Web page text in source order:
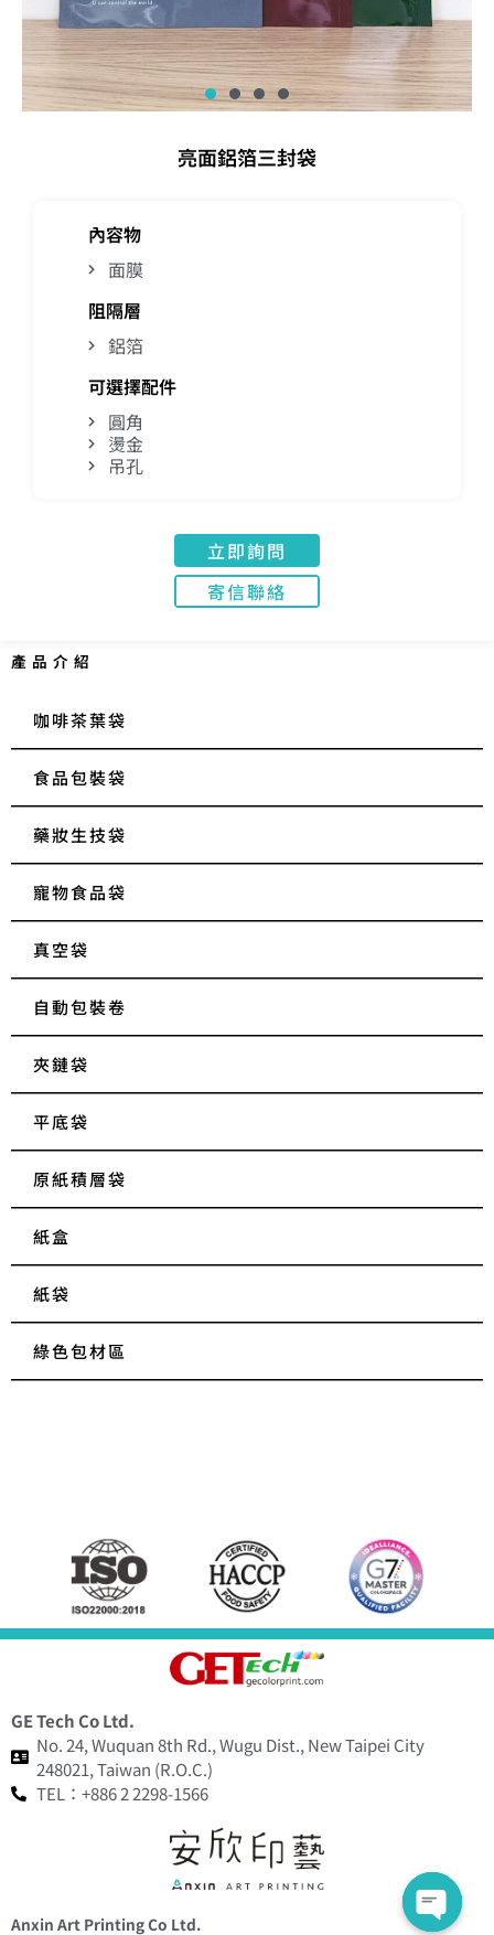
產品介紹
咖啡茶葉袋
食品包裝袋
藥妝生技袋
寵物食品袋
真空袋
自動包裝卷
夾鏈袋
平底袋
原紙積層袋
紙盒
紙袋
綠色包材區
亮面鋁箔三封袋
內容物
面膜
阻隔層
鋁箔
可選擇配件
圓角
燙金
吊孔
立即詢問
寄信聯絡
GE Tech Co Ltd.
No. 24, Wuquan 8th Rd., Wugu Dist., New Taipei City
248021, Taiwan (R.O.C.)
TEL：+886 2 2298-1566
Anxin Art Printing Co Ltd.